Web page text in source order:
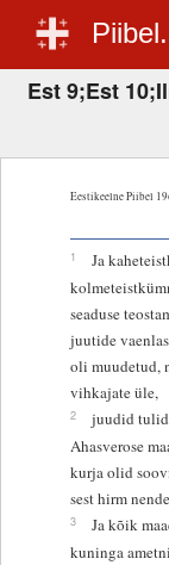
Est 9;Est
Eestikeelne Piibel
1
Ja
seaduse
juutide
oli muudetud,
vihkajate üle,
2
juudid
Ahasverose
kurja olid
sest hirm
3
Ja kõik
kuninga